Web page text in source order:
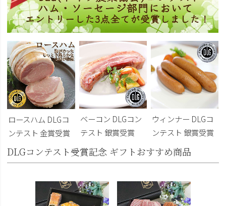
ロースハム DLGコ
ンテスト 金賞受賞
ベーコン DLGコン
テスト 銀賞受賞
ウィンナー DLGコ
ンテスト 銀賞受賞
DLGコンテスト受賞記念 ギフトおすすめ商品